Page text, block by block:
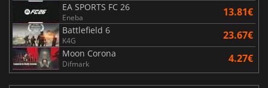
EA SPORTS FC 26
Eneba 13.81€
Battlefield 6
K4G 23.67€
Moon Corona
Difmark 4.27€